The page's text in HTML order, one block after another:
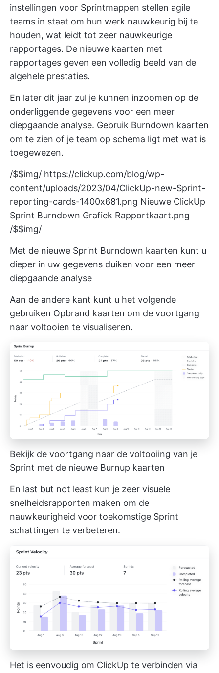
instellingen voor Sprintmappen stellen agile
teams in staat om hun werk nauwkeurig bij te
houden, wat leidt tot zeer nauwkeurige
rapportages. De nieuwe kaarten met
rapportages geven een volledig beeld van de
algehele prestaties.
En later dit jaar zul je kunnen inzoomen op de
onderliggende gegevens voor een meer
diepgaande analyse. Gebruik Burndown kaarten
om te zien of je team op schema ligt met wat is
toegewezen.
/$$img/ https://clickup.com/blog/wp-
content/uploads/2023/04/ClickUp-new-Sprint-
reporting-cards-1400x681.png Nieuwe ClickUp
Sprint Burndown Grafiek Rapportkaart.png
/$$img/
Met de nieuwe Sprint Burndown kaarten kunt u
dieper in uw gegevens duiken voor een meer
diepgaande analyse
Aan de andere kant kunt u het volgende
gebruiken Opbrand kaarten om de voortgang
naar voltooien te visualiseren.
Bekijk de voortgang naar de voltooiing van je
Sprint met de nieuwe Burnup kaarten
En last but not least kun je zeer visuele
snelheidsrapporten maken om de
nauwkeurigheid voor toekomstige Sprint
schattingen te verbeteren.
Het is eenvoudig om ClickUp te verbinden via